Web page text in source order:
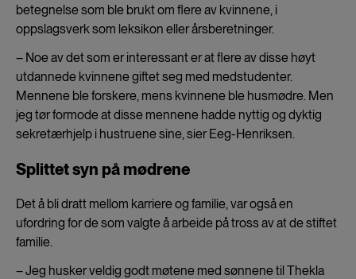
betegnelse som ble brukt om flere av kvinnene, i
oppslagsverk som leksikon eller årsberetninger.
– Noe av det som er interessant er at flere av disse høyt
utdannede kvinnene giftet seg med medstudenter.
Mennene ble forskere, mens kvinnene ble husmødre. Men
jeg tør formode at disse mennene hadde nyttig og dyktig
sekretærhjelp i hustruene sine, sier Eeg-Henriksen.
Splittet syn på mødrene
Det å bli dratt mellom karriere og familie, var også en
ufordring for de som valgte å arbeide på tross av at de stiftet
familie.
– Jeg husker veldig godt møtene med sønnene til Thekla